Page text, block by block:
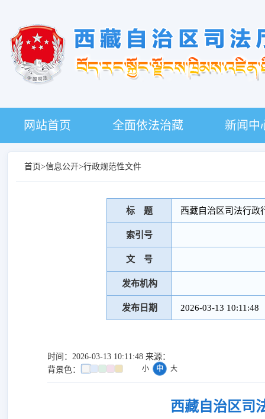
网站首页 全面依法治藏 新闻中
首页>信息公开>行政规范性文件
标 题 西藏自治区司法行政
索引号
文 号
发布机构
发布日期 2026-03-13 10:11:48
时间：2026-03-13 10:11:48 来源：
背景色：
小 中 大
西藏自治区司